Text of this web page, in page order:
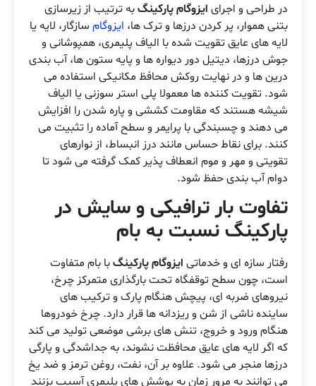
در طراحی و اجرای ایزوگام پارکینگبه ترتیب از زیرسازی
بتنی هموار، پر کردن درزها و ترک ها، ایزوگام سازگار، لایه یا
لایه های عایق تقویت شده با الیاف پلیمری، همپوشانی و
جوش درزها، دیتیل دور دیواره ها و پایه ستون ها، آب بندی
درین ها و در نهایت روکش محافظ مکانیکی استفاده می
شود. تقویت کننده ها معمولا پلی استر سوزنی یا الیاف
شیشه هستند که مقاومت کششی و پاره شدن را افزایش
می دهند و چسبندگی با پرایمر و سطح آماده را تثبیت می
کنند. برای نقاط حساس مانند درز انبساط، از نوارهای
تقویتی و مهر و موم انعطاف پذیر کمک گرفته می شود تا
دوام آب بندی حفظ شود.
تفاوت بار ترافیکی و سایش در
پارکینگ نسبت به بام
رفتار سازه ای و خدماتی ایزوگام پارکینگبا بام متفاوت
است، چون سطح توقفگاه تحت بارگذاری متمرکز چرخ،
نیروهای ضربه ای، پیچش هنگام پارک و ترکیب های
ساینده ناشی از شن و ریزدانه ها قرار دارد. چرخ خودروها
هنگام ورود و خروج، تنش های برشی موضعی تولید می کند
که اگر لایه های عایق محافظت نشوند، به جداشدگی و پارگی
درزها منجر می شود. علاوه بر آن، نفت، روغن ترمز و ضد یخ
می توانند به مرور زمان به پوشش های پلیمری آسیب بزنند